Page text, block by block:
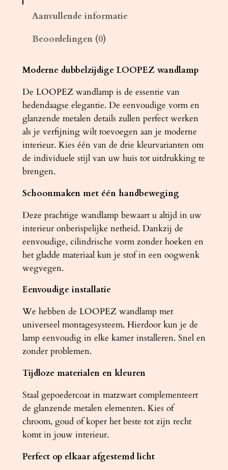
P
Z
z
w
a
r
t
/
o
p
e
r
a
a
t
Aanvullende informatie
Beoordelingen (0)
Moderne dubbelzijdige LOOPEZ wandlamp
De LOOPEZ wandlamp is de essentie van
hedendaagse elegantie. De eenvoudige vorm en
glanzende metalen details zullen perfect werken
als je verfijning wilt toevoegen aan je moderne
interieur. Kies één van de drie kleurvarianten om
de individuele stijl van uw huis tot uitdrukking te
brengen.
Schoonmaken met één handbeweging
Deze prachtige wandlamp bewaart u altijd in uw
interieur onberispelijke netheid. Dankzij de
eenvoudige, cilindrische vorm zonder hoeken en
het gladde materiaal kun je stof in een oogwenk
wegvegen.
Eenvoudige installatie
We hebben de LOOPEZ wandlamp met
universeel montagesysteem. Hierdoor kun je de
lamp eenvoudig in elke kamer installeren. Snel en
zonder problemen.
Tijdloze materialen en kleuren
Staal gepoedercoat in matzwart complementeert
de glanzende metalen elementen. Kies of
chroom, goud of koper het beste tot zijn recht
komt in jouw interieur.
Perfect op elkaar afgestemd licht